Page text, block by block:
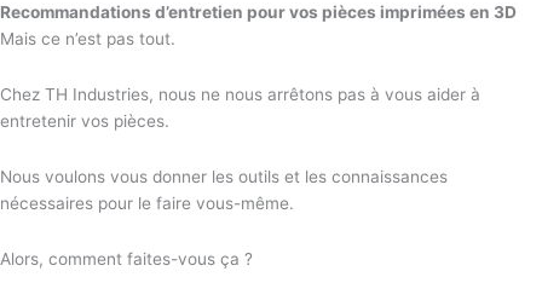
Recommandations d’entretien pour vos pièces imprimées en 3D
Mais ce n’est pas tout.
Chez TH Industries, nous ne nous arrêtons pas à vous aider à
entretenir vos pièces.
Nous voulons vous donner les outils et les connaissances
nécessaires pour le faire vous-même.
Alors, comment faites-vous ça ?